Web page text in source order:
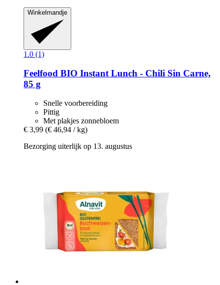
Winkelmandje
1.0 (1)
Feelfood BIO Instant Lunch -​ Chili Sin Carne,
85 g
Snelle voorbereiding
Pittig
Met plakjes zonnebloem
€ 3,99 (€ 46,94 / kg)
Bezorging uiterlijk op 13. augustus